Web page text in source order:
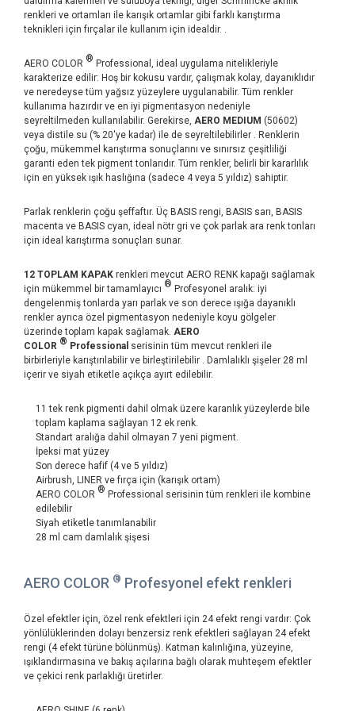
renkleri ve ortamları ile karışık ortamlar gibi farklı karıştırma
teknikleri için fırçalar ile kullanım için idealdir. .
AERO COLOR ® Professional, ideal uygulama nitelikleriyle
karakterize edilir: Hoş bir kokusu vardır, çalışmak kolay, dayanıklıdır
ve neredeyse tüm yağsız yüzeylere uygulanabilir. Tüm renkler
kullanıma hazırdır ve en iyi pigmentasyon nedeniyle
seyreltilmeden kullanılabilir. Gerekirse, AERO MEDIUM (50602)
veya distile su (% 20'ye kadar) ile de seyreltilebilirler . Renklerin
çoğu, mükemmel karıştırma sonuçlarını ve sınırsız çeşitliliği
garanti eden tek pigment tonlarıdır. Tüm renkler, belirli bir kararlılık
için en yüksek ışık haslığına (sadece 4 veya 5 yıldız) sahiptir.
Parlak renklerin çoğu şeffaftır. Üç BASIS rengi, BASIS sarı, BASIS
macenta ve BASIS cyan, ideal nötr gri ve çok parlak ara renk tonları
için ideal karıştırma sonuçları sunar.
12 TOPLAM KAPAK renkleri mevcut AERO RENK kapağı sağlamak
için mükemmel bir tamamlayıcı ® Profesyonel aralık: iyi
dengelenmiş tonlarda yarı parlak ve son derece ışığa dayanıklı
renkler ayrıca özel pigmentasyon nedeniyle koyu gölgeler
üzerinde toplam kapak sağlamak. AERO
COLOR ® Professional serisinin tüm mevcut renkleri ile
birbirleriyle karıştırılabilir ve birleştirilebilir . Damlalıklı şişeler 28 ml
içerir ve siyah etiketle açıkça ayırt edilebilir.
11 tek renk pigmenti dahil olmak üzere karanlık yüzeylerde bile
toplam kaplama sağlayan 12 ek renk.
Standart aralığa dahil olmayan 7 yeni pigment.
İpeksi mat yüzey
Son derece hafif (4 ve 5 yıldız)
Airbrush, LINER ve fırça için (karışık ortam)
AERO COLOR ® Professional serisinin tüm renkleri ile kombine
edilebilir
Siyah etiketle tanımlanabilir
28 ml cam damlalık şişesi
AERO COLOR ® Profesyonel efekt renkleri
Özel efektler için, özel renk efektleri için 24 efekt rengi vardır: Çok
yönlülüklerinden dolayı benzersiz renk efektleri sağlayan 24 efekt
rengi (4 efekt türüne bölünmüş). Katman kalınlığına, yüzeyine,
ışıklandırmasına ve bakış açılarına bağlı olarak muhteşem efektler
ve çekici renk parlaklığı üretirler.